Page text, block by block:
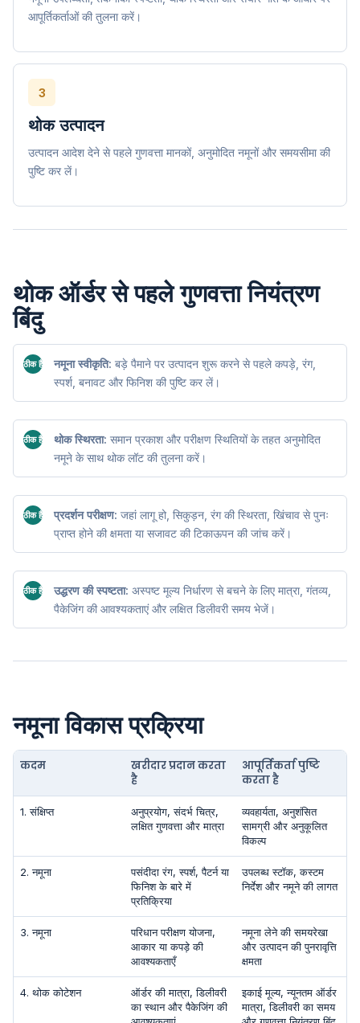
आपूर्तिकर्ताओं की तुलना करें।
3
थोक उत्पादन
उत्पादन आदेश देने से पहले गुणवत्ता मानकों, अनुमोदित नमूनों और समयसीमा की
पुष्टि कर लें।
थोक ऑर्डर से पहले गुणवत्ता नियंत्रण
बिंदु
ठीक है नमूना स्वीकृति: बड़े पैमाने पर उत्पादन शुरू करने से पहले कपड़े, रंग,
स्पर्श, बनावट और फिनिश की पुष्टि कर लें।
ठीक है थोक स्थिरता: समान प्रकाश और परीक्षण स्थितियों के तहत अनुमोदित
नमूने के साथ थोक लॉट की तुलना करें।
ठीक है प्रदर्शन परीक्षण: जहां लागू हो, सिकुड़न, रंग की स्थिरता, खिंचाव से पुनः
प्राप्त होने की क्षमता या सजावट की टिकाऊपन की जांच करें।
ठीक है उद्धरण की स्पष्टता: अस्पष्ट मूल्य निर्धारण से बचने के लिए मात्रा, गंतव्य,
पैकेजिंग की आवश्यकताएं और लक्षित डिलीवरी समय भेजें।
नमूना विकास प्रक्रिया
कदम
खरीदार प्रदान करता
है
आपूर्तिकर्ता पुष्टि
करता है
1. संक्षिप्त
अनुप्रयोग, संदर्भ चित्र,
लक्षित गुणवत्ता और मात्रा
व्यवहार्यता, अनुशंसित
सामग्री और अनुकूलित
विकल्प
2. नमूना
पसंदीदा रंग, स्पर्श, पैटर्न या
फिनिश के बारे में
प्रतिक्रिया
उपलब्ध स्टॉक, कस्टम
निर्देश और नमूने की लागत
3. नमूना
परिधान परीक्षण योजना,
आकार या कपड़े की
आवश्यकताएँ
नमूना लेने की समयरेखा
और उत्पादन की पुनरावृत्ति
क्षमता
4. थोक कोटेशन
ऑर्डर की मात्रा, डिलीवरी
का स्थान और पैकेजिंग की
इकाई मूल्य, न्यूनतम ऑर्डर
मात्रा, डिलीवरी का समय